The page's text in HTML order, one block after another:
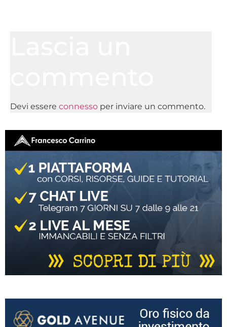
Devi essere connesso per inviare un commento.